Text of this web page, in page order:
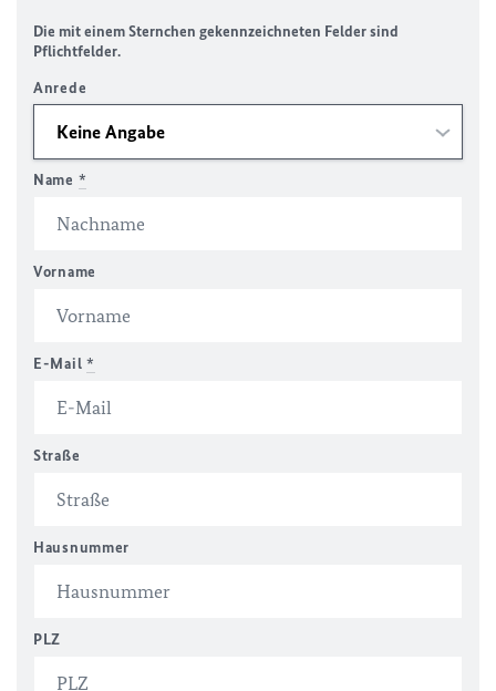
Die mit einem Sternchen gekennzeichneten Felder sind
Pflichtfelder.
Anrede
Name *
Vorname
E-Mail *
Straße
Hausnummer
PLZ